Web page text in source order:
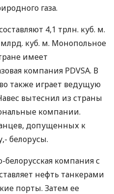
газа.
4,1 трлн. куб. м.
куб. м. Монопольное
имеет
компания PDVSA. В
также играет ведущую
вытеснил из страны
компании.
допущенных к
белорусы.
белорусская компания с
нефть танкерами
порты. Затем ее